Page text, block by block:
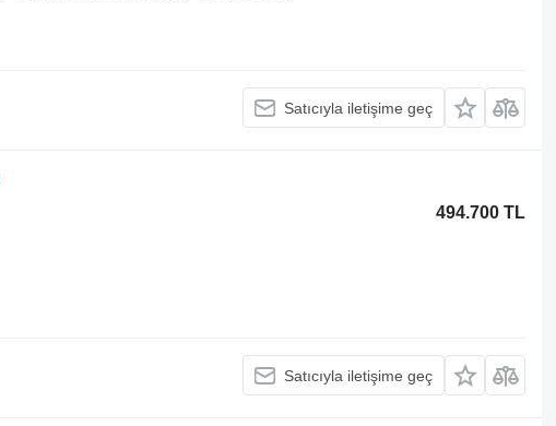
Satıcıyla iletişime geç
494.700 TL
Satıcıyla iletişime geç